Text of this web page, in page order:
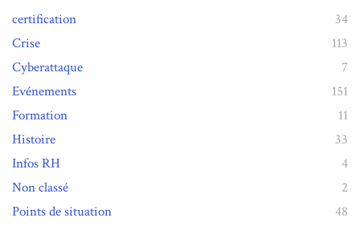
certification
34
Crise
113
Cyberattaque
7
Evénements
151
Formation
11
Histoire
33
Infos RH
4
Non classé
2
Points de situation
48